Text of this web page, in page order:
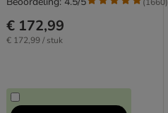
€ 172,99
€ 172,99 / stuk